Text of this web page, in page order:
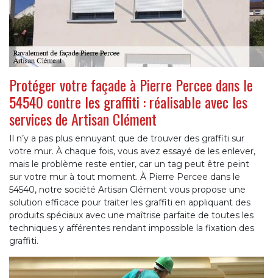
Protéger votre façade à Pierre Percee dans le
54540 contre les graffiti : réalisable avec les
services de Artisan Clément
Il n’y a pas plus ennuyant que de trouver des graffiti sur
votre mur. À chaque fois, vous avez essayé de les enlever,
mais le problème reste entier, car un tag peut être peint
sur votre mur à tout moment. À Pierre Percee dans le
54540, notre société Artisan Clément vous propose une
solution efficace pour traiter les graffiti en appliquant des
produits spéciaux avec une maîtrise parfaite de toutes les
techniques y afférentes rendant impossible la fixation des
graffiti.